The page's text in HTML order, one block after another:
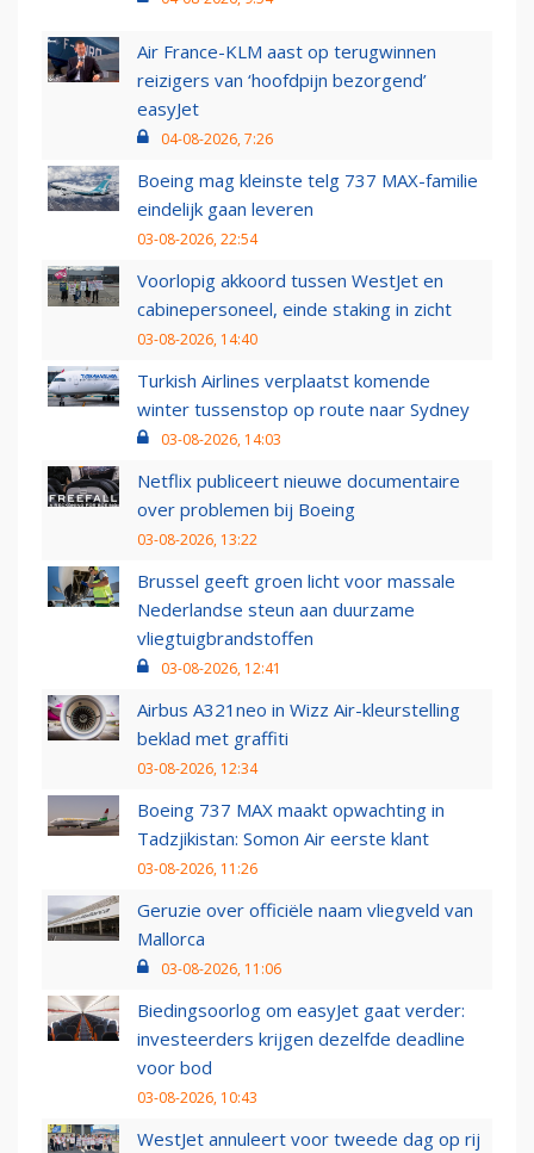
Air France-KLM aast op terugwinnen
reizigers van ‘hoofdpijn bezorgend’
easyJet
04-08-2026, 7:26
Boeing mag kleinste telg 737 MAX-familie
eindelijk gaan leveren
03-08-2026, 22:54
Voorlopig akkoord tussen WestJet en
cabinepersoneel, einde staking in zicht
03-08-2026, 14:40
Turkish Airlines verplaatst komende
winter tussenstop op route naar Sydney
03-08-2026, 14:03
Netflix publiceert nieuwe documentaire
over problemen bij Boeing
03-08-2026, 13:22
Brussel geeft groen licht voor massale
Nederlandse steun aan duurzame
vliegtuigbrandstoffen
03-08-2026, 12:41
Airbus A321neo in Wizz Air-kleurstelling
beklad met graffiti
03-08-2026, 12:34
Boeing 737 MAX maakt opwachting in
Tadzjikistan: Somon Air eerste klant
03-08-2026, 11:26
Geruzie over officiële naam vliegveld van
Mallorca
03-08-2026, 11:06
Biedingsoorlog om easyJet gaat verder:
investeerders krijgen dezelfde deadline
voor bod
03-08-2026, 10:43
WestJet annuleert voor tweede dag op rij